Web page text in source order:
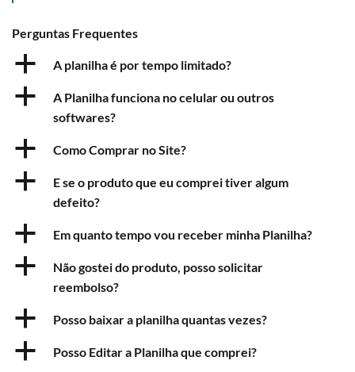
Perguntas Frequentes
a A planilha é por tempo limitado?
a
A Planilha funciona no celular ou outros
softwares?
a Como Comprar no Site?
a
E se o produto que eu comprei tiver algum
defeito?
a Em quanto tempo vou receber minha Planilha?
a
Não gostei do produto, posso solicitar
reembolso?
a Posso baixar a planilha quantas vezes?
a Posso Editar a Planilha que comprei?